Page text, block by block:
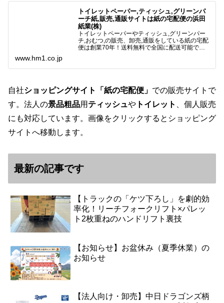
トイレットペーパー,ティッシュ,グリーンパ
ーチ紙,販売,通販サイトは紙の宅配便の浜田
紙業(株)
トイレットペーパーやティッシュ,グリーンパー
チ,おむつ,の販売、卸売,通販をしている紙の宅配
便は創業70年！送料無料で全国に配送可能で
様と歩んでまいりま…
www.hm1.co.jp
自社ショッピングサイト「紙の宅配便」 での販売サイトで
す。法人の景品粗品用 ティッシュや トイレット
、個人販売
にも対応しています。画像をクリックするとショッピング
サイトへ移動します。
最新の記事です
【トラックの「ケツ下ろし」を劇的効
率化！リーチフォークリフト×パレッ
ト2枚重ねのハンドリフト裏技
【お知らせ】お盆休み（夏季休業）の
お知らせ
【法人向け・卸売】中日ドラゴンズ柄